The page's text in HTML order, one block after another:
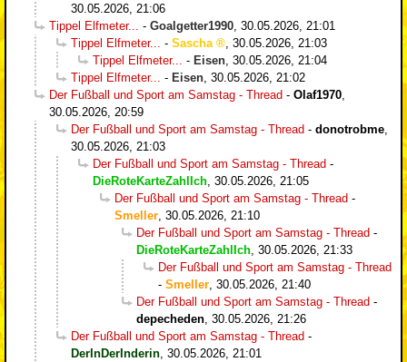
30.05.2026, 21:06
Tippel Elfmeter...
- Goalgetter1990 30.05.2026, 21:01
Tippel Elfmeter...
- Sascha
30.05.2026, 21:03
Tippel Elfmeter...
- Eisen 30.05.2026, 21:04
Tippel Elfmeter...
- Eisen 30.05.2026, 21:02
Der Fußball und Sport am Samstag - Thread - Olaf1970
30.05.2026, 20:59
Der Fußball und Sport am Samstag - Thread - donotrobme
30.05.2026, 21:03
Der Fußball und Sport am Samstag - Thread -
DieRoteKarteZahlIch 30.05.2026, 21:05
Der Fußball und Sport am Samstag - Thread -
Smeller 30.05.2026, 21:10
Der Fußball und Sport am Samstag - Thread -
DieRoteKarteZahlIch 30.05.2026, 21:33
Der Fußball und Sport am Samstag - Thread
- Smeller 30.05.2026, 21:40
Der Fußball und Sport am Samstag - Thread -
depecheden 30.05.2026, 21:26
Der Fußball und Sport am Samstag - Thread -
DerInDerInderin 30.05.2026, 21:01